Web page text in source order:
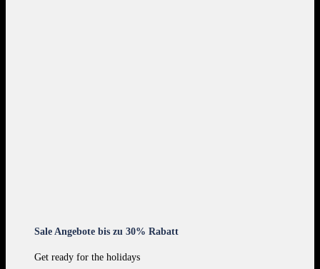
Sale Angebote bis zu 30% Rabatt
Get ready for the holidays